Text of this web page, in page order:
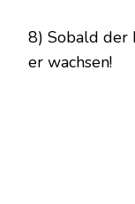
8) Sobald der
er wachsen!